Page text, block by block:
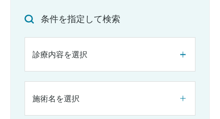
条件を指定して検索
診療内容を選択
施術名を選択